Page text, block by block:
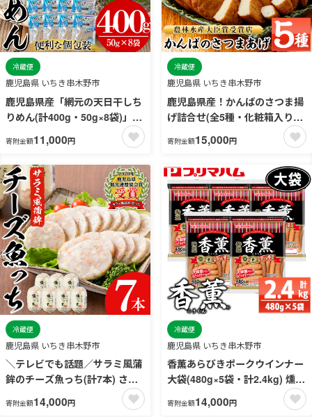
鹿児島県 いちき串木野市
冷蔵便
鹿児島県産「網元の天日干しち
りめん(計400g・50g×8袋)」
直送 新鮮 鮮度 国産 しらす シ
ラス じゃこ直送 魚 魚介類 さか
な 小魚 カルシウム【大久保水
産】【00-007-01】
寄附金額11,000円
鹿児島県 いちき串木野市
冷蔵便
鹿児島県産！かんばのさつま揚
げ詰合せ(全5種・化粧箱入り)
(KB-8) さつまあげ つけあげ つ
け揚げ 食べ比べ 郷土料理 贈答
018-01】
寄附金額15,000円
鹿児島県 いちき串木野市
冷蔵便
＼テレビでも話題／サラミ風蒲
鉾のチーズ魚っち(計7本) さつ
ま揚げ さつまあげ つけ揚げ 魚
すり身 黒こしょう 黒コショウ
寄附金額14,000円
鹿児島県 いちき串木野市
冷蔵便
香薫あらびきポークウインナー
大袋(480g×5袋・計2.4kg) 燻製
ウィンナー ソーセージ 豚 肉 惣
菜 おかず 大袋【プリマハム】
寄附金額14,000円